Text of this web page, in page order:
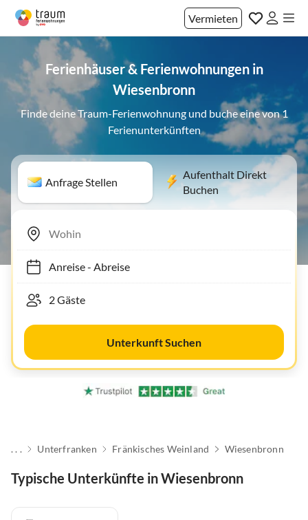
Vermieten
Ferienhäuser & Ferienwohnungen in
Wiesenbronn
Finde deine Traum-Ferienwohnung und buche eine von 1
Ferienunterkünften
Anfrage Stellen
Aufenthalt Direkt
Buchen
Anreise- Abreise
Unterkunft Suchen
. . . Unterfranken Fränkisches Weinland Wiesenbronn
Typische Unterkünfte in Wiesenbronn